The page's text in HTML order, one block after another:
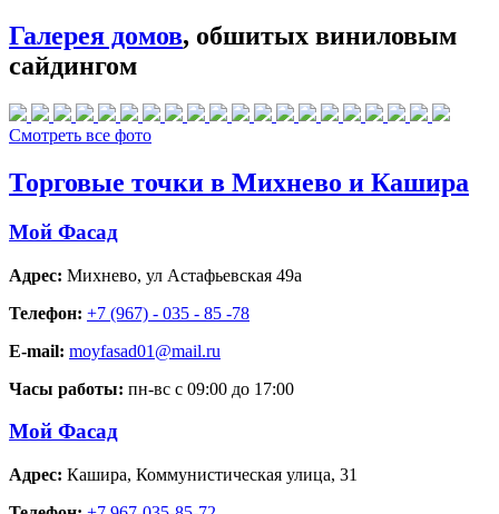
Галерея домов, обшитых виниловым
сайдингом
Смотреть все фото
Торговые точки в Михнево и Кашира
Мой Фасад
Адрес: Михнево, ул Астафьевская 49а
Телефон: +7 (967) - 035 - 85 -78
E-mail: moyfasad01@mail.ru
Часы работы: пн-вс с 09:00 до 17:00
Мой Фасад
Адрес: Кашира, Коммунистическая улица, 31